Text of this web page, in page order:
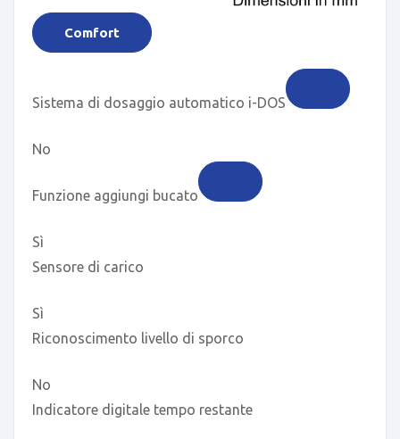
Comfort
Sistema di dosaggio automatico i-DOS
No
Funzione aggiungi bucato
Sì
Sensore di carico
Sì
Riconoscimento livello di sporco
No
Indicatore digitale tempo restante